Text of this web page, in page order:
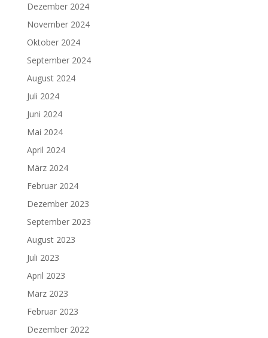
Dezember 2024
November 2024
Oktober 2024
September 2024
August 2024
Juli 2024
Juni 2024
Mai 2024
April 2024
März 2024
Februar 2024
Dezember 2023
September 2023
August 2023
Juli 2023
April 2023
März 2023
Februar 2023
Dezember 2022